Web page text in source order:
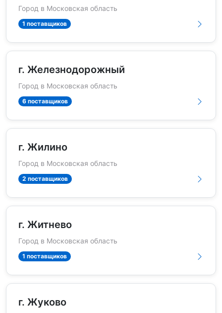
Город в Московская область
1 поставщиков
г. Железнодорожный
Город в Московская область
6 поставщиков
г. Жилино
Город в Московская область
2 поставщиков
г. Житнево
Город в Московская область
1 поставщиков
г. Жуково